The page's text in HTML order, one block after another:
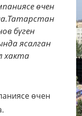
өчен
бүген
ясалган
хакта
өчен